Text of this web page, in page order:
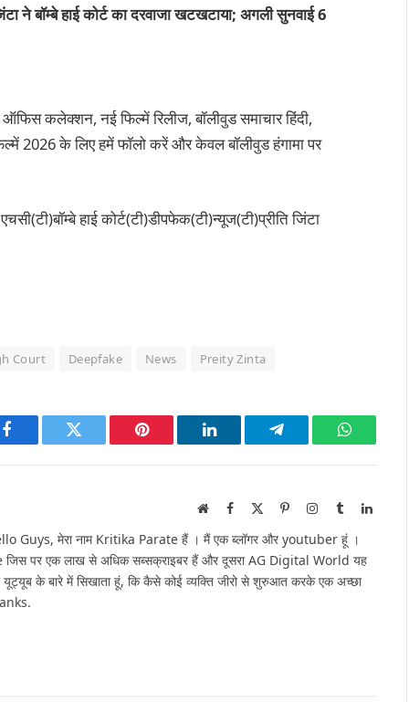
ने बॉम्बे हाई कोर्ट का दरवाजा खटखटाया; अगली सुनवाई 6
कलेक्शन, नई फिल्में रिलीज, बॉलीवुड समाचार हिंदी,
2026 के लिए हमें फॉलो करें और केवल बॉलीवुड हंगामा पर
हाई कोर्ट(टी)डीपफेक(टी)न्यूज(टी)प्रीति जिंटा
Court Deepfake News Preity Zinta
Facebook Twitter Pinterest LinkedIn Telegram
WebsiteFacebook PinterestInstagram
Tumblr
मेरा नाम Kritika Parate हैं । मैं एक ब्लॉगर और youtuber हूं ।
पर एक लाख से अधिक सब्सक्राइबर हैं और दूसरा AG Digital World यह
यूट्यूब के बारे में सिखाता हूं, कि कैसे कोई व्यक्ति जीरो से शुरुआत करके एक अच्छा